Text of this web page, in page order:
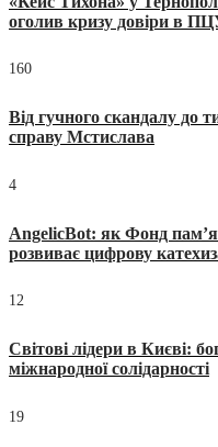
оголив кризу довіри в
160
Від гучного скандалу до
справу Мстислава
4
AngelicBot: як Фонд
розвиває цифрову
12
Світові лідери в Києві:
міжнародної солідарності
19